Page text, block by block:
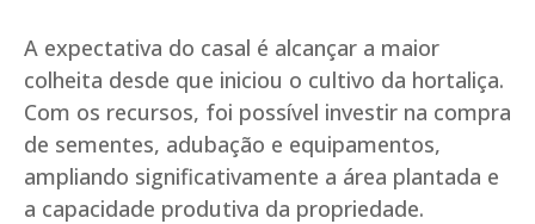
A expectativa do casal é alcançar a maior
colheita desde que iniciou o cultivo da hortaliça.
Com os recursos, foi possível investir na compra
de sementes, adubação e equipamentos,
ampliando significativamente a área plantada e
a capacidade produtiva da propriedade.